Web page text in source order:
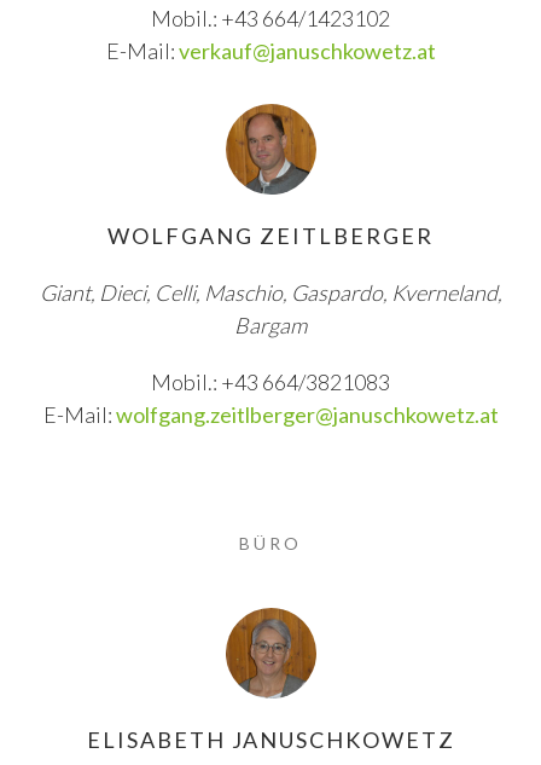
Mobil.: +43 664/1423102
E-Mail:verkauf@januschkowetz.at
WOLFGANG ZEITLBERGER
Giant, Dieci, Celli, Maschio, Gaspardo, Kverneland,
Bargam
Mobil.: +43 664/3821083
E-Mail:wolfgang.zeitlberger@januschkowetz.at
BÜRO
ELISABETH JANUSCHKOWETZ